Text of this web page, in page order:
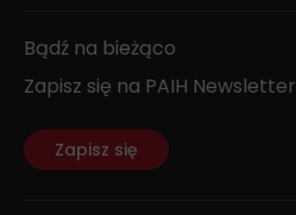
Bądź na bieżąco
Zapisz się na PAIH Newsletter
Zapisz się